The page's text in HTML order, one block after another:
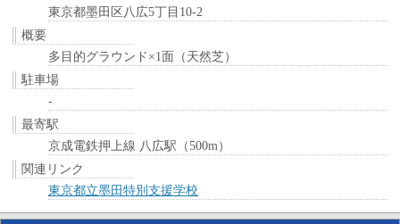
東京都墨田区八広5丁目10-2
概要
多目的グラウンド×1面（天然芝）
駐車場
-
最寄駅
京成電鉄押上線 八広駅（500m）
関連リンク
東京都立墨田特別支援学校